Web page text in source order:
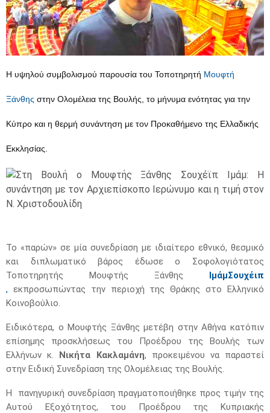
Η υψηλού συμβολισμού παρουσία του Τοποτηρητή Μουφτή
Ξάνθης στην Ολομέλεια της Βουλής, το μήνυμα ενότητας για την
Κύπρο και η θερμή συνάντηση με τον Προκαθήμενο της Ελλαδικής
Εκκλησίας.
Το «παρών» σε μία συνεδρίαση με ιδιαίτερο εθνικό, θεσμικό
και διπλωματικό βάρος έδωσε ο Σοφολογιότατος
Τοποτηρητής Μουφτής Ξάνθης ΙμάμΣουχέιπ
, εκπροσωπώντας την περιοχή της Θράκης στο Ελληνικό
Κοινοβούλιο.
Ειδικότερα, ο Μουφτής Ξάνθης μετέβη στην Αθήνα κατόπιν
επίσημης προσκλήσεως του Προέδρου της Βουλής των
Ελλήνων κ. Νικήτα Κακλαμάνη, προκειμένου να παραστεί
στην Ειδική Συνεδρίαση της Ολομέλειας της Βουλής.
Η πανηγυρική συνεδρίαση πραγματοποιήθηκε προς τιμήν της
Αυτού Εξοχότητος, του Προέδρου της Κυπριακής